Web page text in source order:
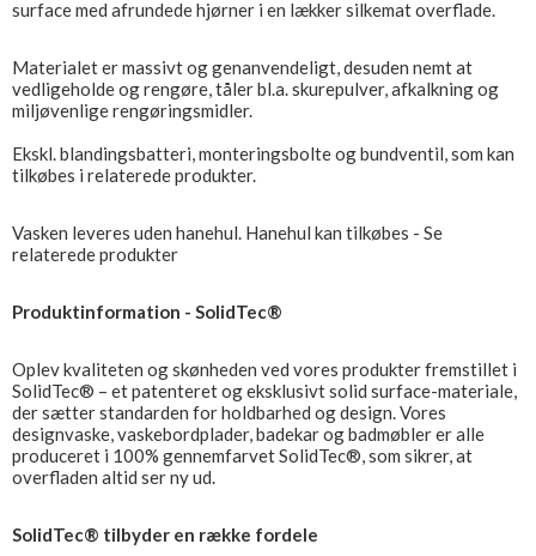
surface med afrundede hjørner i en lækker silkemat overflade.
Materialet er massivt og genanvendeligt, desuden nemt at
vedligeholde og rengøre, tåler bl.a. skurepulver, afkalkning og
miljøvenlige rengøringsmidler.
Ekskl. blandingsbatteri, monteringsbolte og bundventil, som kan
tilkøbes i relaterede produkter.
Vasken leveres uden hanehul. Hanehul kan tilkøbes - Se
relaterede produkter
Produktinformation - SolidTec®
Oplev kvaliteten og skønheden ved vores produkter fremstillet i
SolidTec® – et patenteret og eksklusivt solid surface-materiale,
der sætter standarden for holdbarhed og design. Vores
designvaske, vaskebordplader, badekar og badmøbler er alle
produceret i 100% gennemfarvet SolidTec®, som sikrer, at
overfladen altid ser ny ud.
SolidTec® tilbyder en række fordele